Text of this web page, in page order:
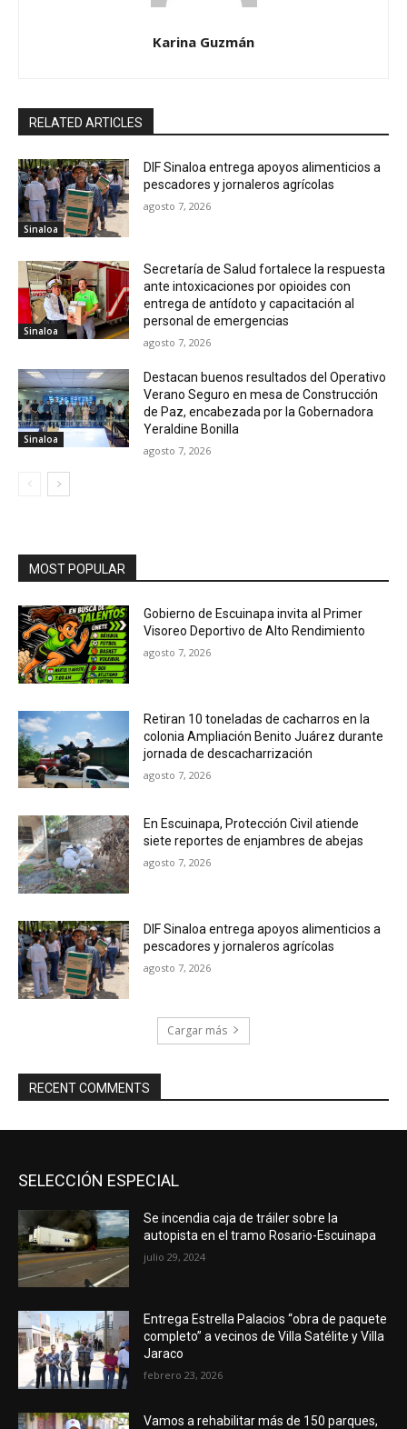
Karina Guzmán
RELATED ARTICLES
Sinaloa
DIF Sinaloa entrega apoyos alimenticios a
pescadores y jornaleros agrícolas
agosto 7, 2026
Sinaloa
Secretaría de Salud fortalece la respuesta
ante intoxicaciones por opioides con
entrega de antídoto y capacitación al
personal de emergencias
agosto 7, 2026
Sinaloa
Destacan buenos resultados del Operativo
Verano Seguro en mesa de Construcción
de Paz, encabezada por la Gobernadora
Yeraldine Bonilla
agosto 7, 2026
MOST POPULAR
Gobierno de Escuinapa invita al Primer
Visoreo Deportivo de Alto Rendimiento
agosto 7, 2026
Retiran 10 toneladas de cacharros en la
colonia Ampliación Benito Juárez durante
jornada de descacharrización
agosto 7, 2026
En Escuinapa, Protección Civil atiende
siete reportes de enjambres de abejas
agosto 7, 2026
DIF Sinaloa entrega apoyos alimenticios a
pescadores y jornaleros agrícolas
agosto 7, 2026
Cargar más
RECENT COMMENTS
SELECCIÓN ESPECIAL
Se incendia caja de tráiler sobre la
autopista en el tramo Rosario-Escuinapa
julio 29, 2024
Entrega Estrella Palacios “obra de paquete
completo” a vecinos de Villa Satélite y Villa
Jaraco
febrero 23, 2026
Vamos a rehabilitar más de 150 parques,